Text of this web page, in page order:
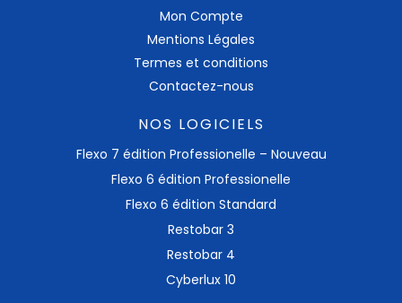
Mon Compte
Mentions Légales
Termes et conditions
Contactez-nous
NOS LOGICIELS
Flexo 7 édition Professionelle – Nouveau
Flexo 6 édition Professionelle
Flexo 6 édition Standard
Restobar 3
Restobar 4
Cyberlux 10